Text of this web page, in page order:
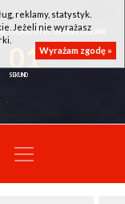
NOTEĆ INOWROCŁAW
01
reklamy, statystyk.
Jeżeli nie wyrażasz
Wyrażam zgodę »